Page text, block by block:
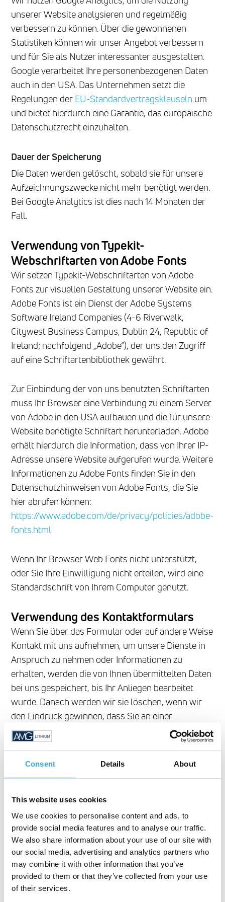
Consent Details About
This website uses cookies
We use cookies to personalise content and ads, to
provide social media features and to analyse our traffic.
We also share information about your use of our site with
our social media, advertising and analytics partners who
may combine it with other information that you’ve
provided to them or that they’ve collected from your use
of their services.
unserer Website analysieren und regelmäßig
verbessern zu können. Über die gewonnenen
Statistiken können wir unser Angebot verbessern
und für Sie als Nutzer interessanter ausgestalten.
Google verarbeitet Ihre personenbezogenen Daten
auch in den USA. Das Unternehmen setzt die
Regelungen der EU-Standardvertragsklauseln um
und bietet hierdurch eine Garantie, das europäische
Datenschutzrecht einzuhalten.
Dauer der Speicherung
Die Daten werden gelöscht, sobald sie für unsere
Aufzeichnungszwecke nicht mehr benötigt werden.
Bei Google Analytics ist dies nach 14 Monaten der
Fall.
Verwendung von Typekit-
Webschriftarten von Adobe Fonts
Wir setzen Typekit-Webschriftarten von Adobe
Fonts zur visuellen Gestaltung unserer Website ein.
Adobe Fonts ist ein Dienst der Adobe Systems
Software Ireland Companies (4-6 Riverwalk,
Citywest Business Campus, Dublin 24, Republic of
Ireland; nachfolgend „Adobe“), der uns den Zugriff
auf eine Schriftartenbibliothek gewährt.
Zur Einbindung der von uns benutzten Schriftarten
muss Ihr Browser eine Verbindung zu einem Server
von Adobe in den USA aufbauen und die für unsere
Website benötigte Schriftart herunterladen. Adobe
erhält hierdurch die Information, dass von Ihrer IP-
Adresse unsere Website aufgerufen wurde. Weitere
Informationen zu Adobe Fonts finden Sie in den
Datenschutzhinweisen von Adobe Fonts, die Sie
hier abrufen können:
https://www.adobe.com/de/privacy/policies/adobe-
fonts.html
Wenn Ihr Browser Web Fonts nicht unterstützt,
oder Sie Ihre Einwilligung nicht erteilen, wird eine
Standardschrift von Ihrem Computer genutzt.
Verwendung des Kontaktformulars
Wenn Sie über das Formular oder auf andere Weise
Kontakt mit uns aufnehmen, um unsere Dienste in
Anspruch zu nehmen oder Informationen zu
erhalten, werden die von Ihnen übermittelten Daten
bei uns gespeichert, bis Ihr Anliegen bearbeitet
wurde. Danach werden wir sie löschen, wenn wir
den Eindruck gewinnen, dass Sie an einer
Fortsetzung des Kontakts nicht interessiert sind.
Datenverarbeitung im
Bewerbungsverfahren
bewerben oder uns eine Initiativbewerbung
schicken, verwenden wir die Daten, die Sie uns zur
Verfügung stellen, ausschließlich für dieses eine
Bewerbungsverfahren. Nur diejenigen Mitarbeiter
in unserem Unternehmen, die an der Entscheidung
über Ihre Einstellung beteiligt sind, wie
Geschäftsführung, Personalabteilung und